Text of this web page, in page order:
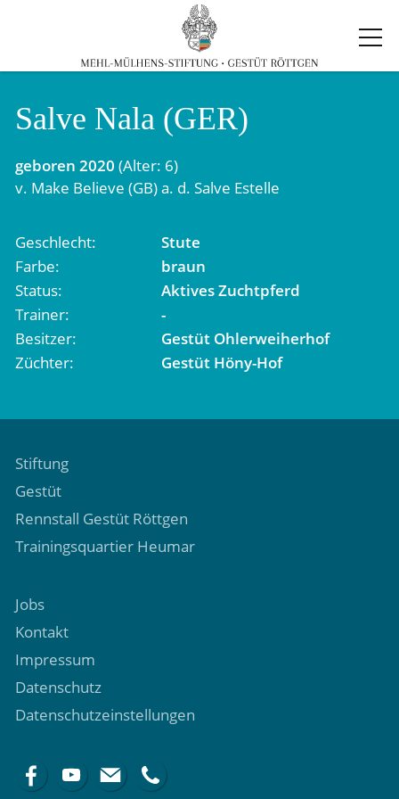
Salve Nala (GER)
geboren 2020 (Alter: 6)
v. Make Believe (GB)a. d. Salve Estelle
Geschlecht
Stute
Farbe
braun
Status
Aktives Zuchtpferd
Trainer
-
Besitzer
Gestüt Ohlerweiherhof
Züchter
Gestüt Höny-Hof
Stiftung
Gestüt
Rennstall Gestüt Röttgen
Trainingsquartier Heumar
Jobs
Kontakt
Impressum
Datenschutz
Datenschutzeinstellungen